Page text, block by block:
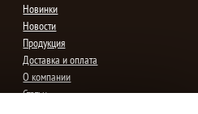
Новинки
Новости
Продукция
Доставка и оплата
О компании
Статьи